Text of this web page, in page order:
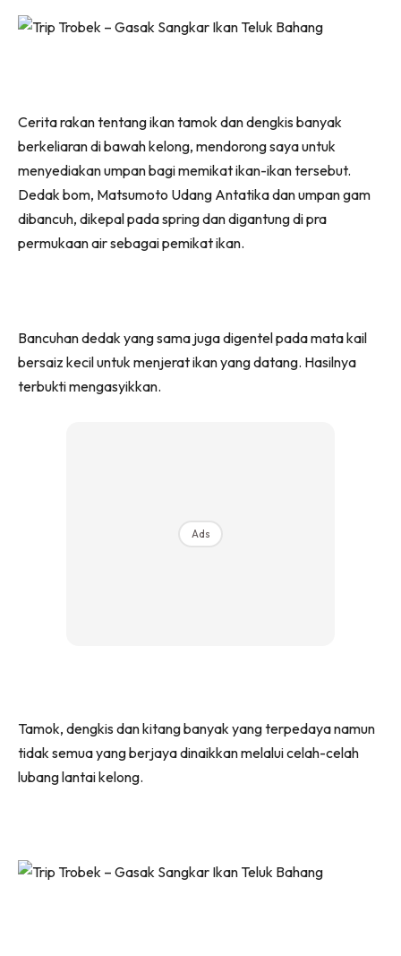
Cerita rakan tentang ikan tamok dan dengkis banyak
berkeliaran di bawah kelong, mendorong saya untuk
menyediakan umpan bagi memikat ikan-ikan tersebut.
Dedak bom, Matsumoto Udang Antatika dan umpan gam
dibancuh, dikepal pada spring dan digantung di pra
permukaan air sebagai pemikat ikan.
Bancuhan dedak yang sama juga digentel pada mata kail
bersaiz kecil untuk menjerat ikan yang datang. Hasilnya
terbukti mengasyikkan.
Ads
Tamok, dengkis dan kitang banyak yang terpedaya namun
tidak semua yang berjaya dinaikkan melalui celah-celah
lubang lantai kelong.